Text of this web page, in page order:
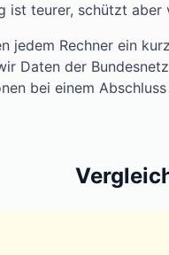
ist teurer, schützt aber
jedem Rechner ein
Daten der
bei einem